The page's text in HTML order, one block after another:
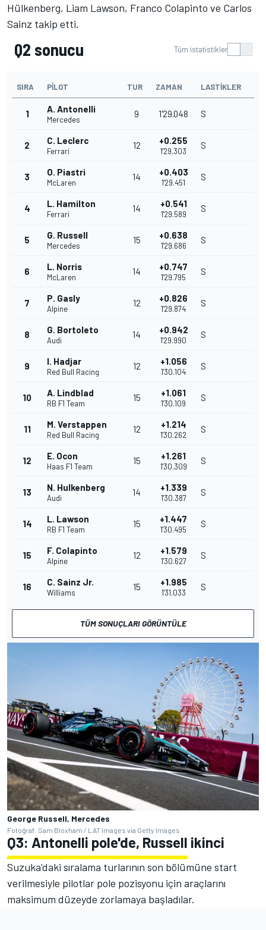
Hülkenberg, Liam Lawson, Franco Colapinto ve Carlos
Sainz takip etti.
Q2 sonucu Tüm istatistikler
SIRA PILOT TUR ZAMAN LASTIKLER
1 A. Antonelli
Mercedes
9 1'29.048 S
2 C. Leclerc
Ferrari
12 +0.255
1'29.303
S
3 O. Piastri
McLaren
14 +0.403
1'29.451
S
4 L. Hamilton
Ferrari
14 +0.541
1'29.589
S
5 G. Russell
Mercedes
15 +0.638
1'29.686
S
6 L. Norris
McLaren
14 +0.747
1'29.795
S
7 P. Gasly
Alpine
12 +0.826
1'29.874
S
8 G. Bortoleto
Audi
14 +0.942
1'29.990
S
9 I. Hadjar
Red Bull Racing
12 +1.056
1'30.104
S
10 A. Lindblad
RB F1 Team
15 +1.061
1'30.109
S
11 M. Verstappen
Red Bull Racing
12 +1.214
1'30.262
S
12 E. Ocon
Haas F1 Team
15 +1.261
1'30.309
S
13 N. Hulkenberg
Audi
14 +1.339
1'30.387
S
14 L. Lawson
RB F1 Team
15 +1.447
1'30.495
S
15 F. Colapinto
Alpine
12 +1.579
1'30.627
S
16 C. Sainz Jr.
Williams
15 +1.985
1'31.033
S
TÜM SONUÇLARI GÖRÜNTÜLE
George Russell, Mercedes
Fotoğraf: Sam Bloxham / LAT Images via Getty Images
Q3: Antonelli pole'de, Russell ikinci
Suzuka'daki sıralama turlarının son bölümüne start
verilmesiyle pilotlar pole pozisyonu için araçlarını
maksimum düzeyde zorlamaya başladılar.